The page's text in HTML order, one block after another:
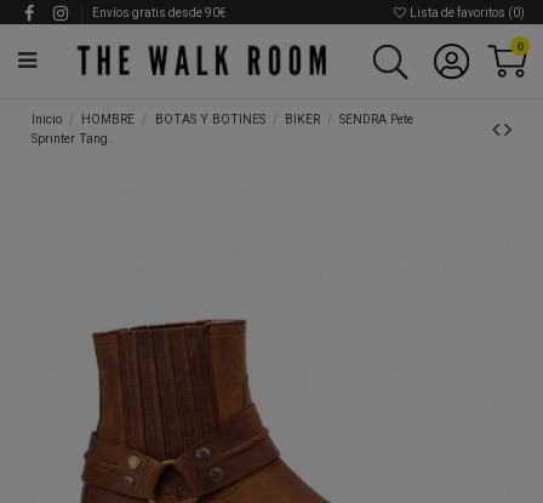
Envíos gratis desde 90€ Lista de favoritos (0)
0
Inicio HOMBRE BOTAS Y BOTINES BIKER
SENDRA Pete
Sprinter Tang.